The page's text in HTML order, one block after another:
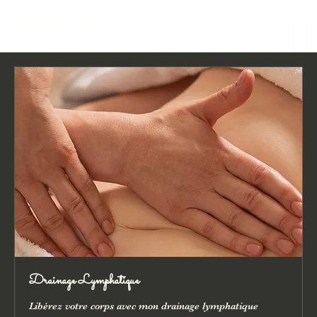
Drainage Lymphatique
Libérez votre corps avec mon drainage lymphatique